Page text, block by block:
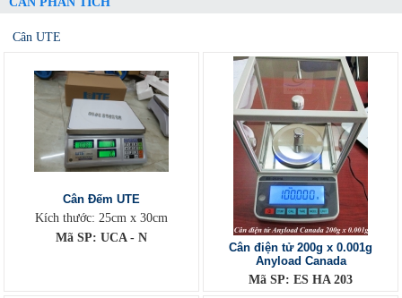
Cân UTE
Cân Đếm UTE
Kích thước: 25cm x 30cm
Mã SP: UCA - N
Cân điện tử 200g x 0.001g
Anyload Canada
Mã SP: ES HA 203